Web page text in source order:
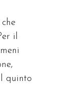
il
quinto